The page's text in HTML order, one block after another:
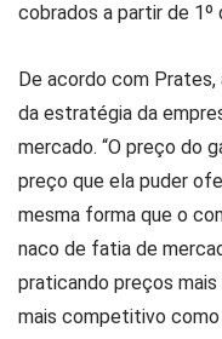
cobrados a partir de 1º
De acordo com
da estratégia da
mercado. “O preço do
preço que ela puder
mesma forma que o
naco de fatia de
praticando preços
mais competitivo